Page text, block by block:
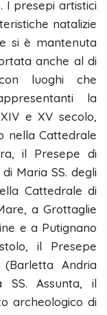
I presepi artistici
natalizie
si è mantenuta
anche al di
luoghi che
la
e XV secolo,
nella Cattedrale
il Presepe di
Maria SS. degli
Cattedrale di
a Grottaglie
e a Putignano
il Presepe
Andria
SS. Assunta, il
archeologico di